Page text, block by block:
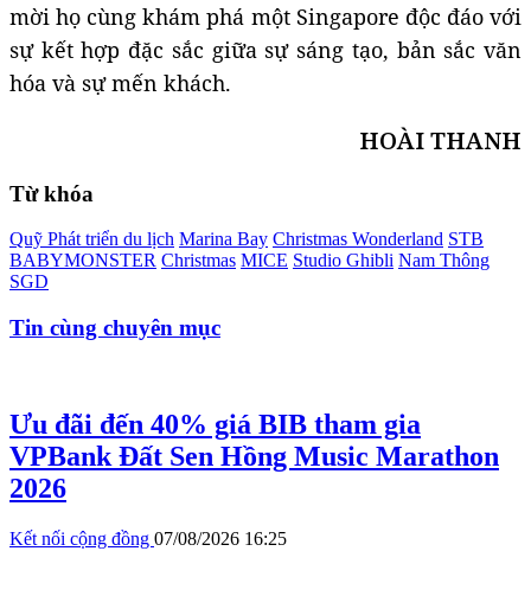
mời họ cùng khám phá một Singapore độc đáo với
sự kết hợp đặc sắc giữa sự sáng tạo, bản sắc văn
hóa và sự mến khách.
HOÀI THANH
Từ khóa
Quỹ Phát triển du lịch Marina Bay Christmas Wonderland STB
BABYMONSTER Christmas MICE Studio Ghibli Nam Thông
SGD
Tin cùng chuyên mục
Ưu đãi đến 40% giá BIB tham gia
VPBank Đất Sen Hồng Music Marathon
2026
Kết nối cộng đồng 07/08/2026 16:25